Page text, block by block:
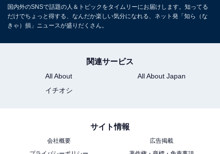
国内外のSNSで話題の人＆トピックをタイムリーにお届けします。知ってる
だけでちょっと得する、なんだか楽しい気分になれる、ネット発「知ら（な
きゃ）損」ニュースが盛りだくさん。
関連サービス
All About
All About Japan
イチオシ
サイト情報
会社概要
広告掲載